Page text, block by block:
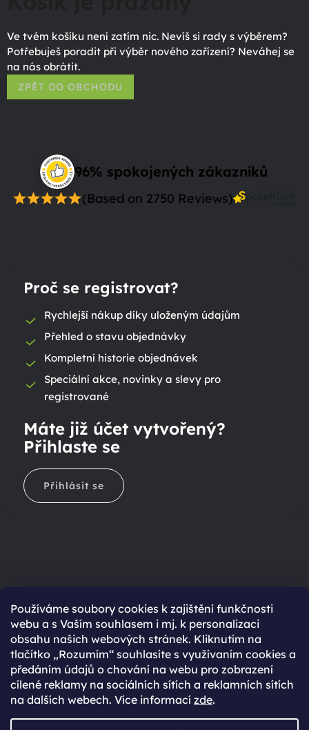
Používáme soubory cookies k zajištění funkčnosti
webu a s Vaším souhlasem i mj. k personalizaci
obsahu našich webových stránek. Kliknutím na
tlačítko „Rozumím“ souhlasíte s využívaním cookies a
předáním údajů o chování na webu pro zobrazení
cílené reklamy na sociálních sítích a reklamních sítích
na dalších webech. Více informací zde.
Ve tvém košíku není zatím nic. Nevíš si rady s výběrem?
Potřebuješ poradit při výběr nového zařízení? Neváhej se
na nás obrátit.
ZPĚT DO OBCHODU
96% spokojených zákazníků
(Based on 2750 Reviews)
Proč se registrovat?
Rychlejší nákup díky uloženým údajům
Přehled o stavu objednávky
Kompletní historie objednávek
Speciální akce, novinky a slevy pro
registrované
Máte již účet vytvořený?
Přihlaste se
Přihlásit se
Ještě nemáte účet?
Rychlejší nákup díky uloženým údajům
Přehled o stavu objednávky
Kompletní historie objednávek
Speciální akce, novinky a slevy pro registrované